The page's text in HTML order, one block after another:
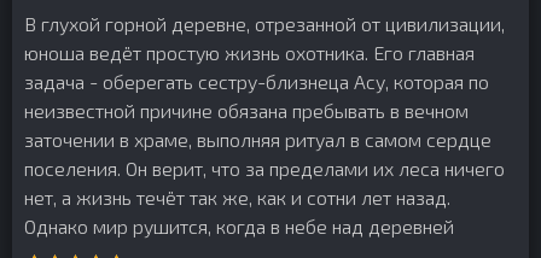
В глухой горной деревне, отрезанной от цивилизации,
юноша ведёт простую жизнь охотника. Его главная
задача - оберегать сестру-близнеца Асу, которая по
неизвестной причине обязана пребывать в вечном
заточении в храме, выполняя ритуал в самом сердце
поселения. Он верит, что за пределами их леса ничего
нет, а жизнь течёт так же, как и сотни лет назад.
Однако мир рушится, когда в небе над деревней